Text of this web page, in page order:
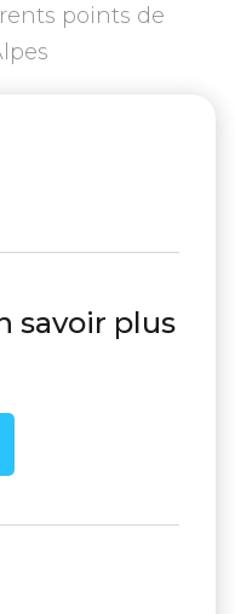
points de
savoir plus